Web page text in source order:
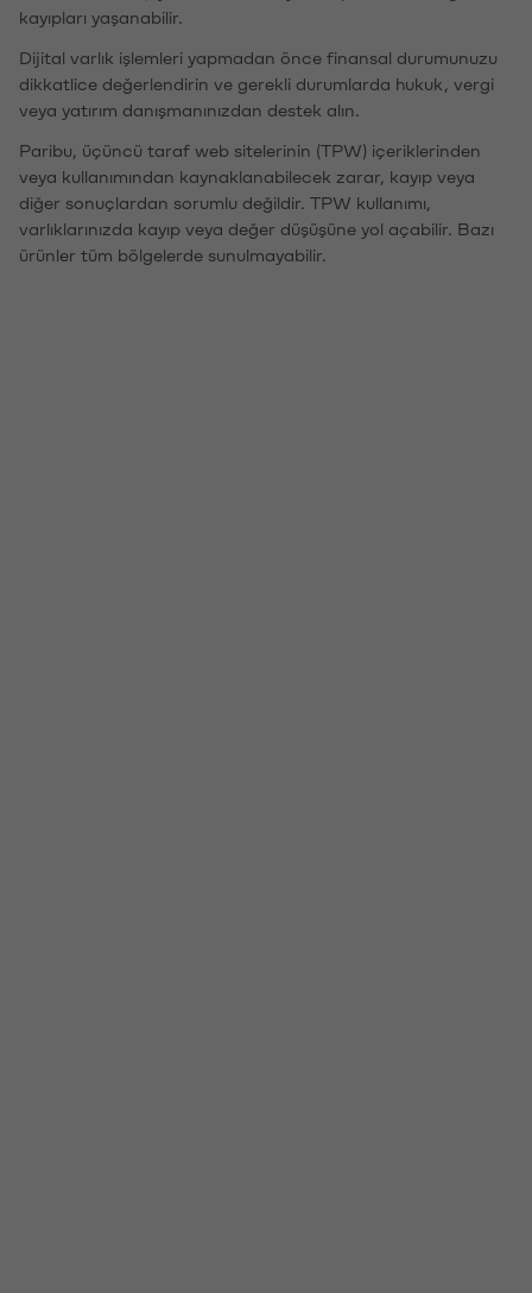
kayıpları yaşanabilir.
Dijital varlık işlemleri yapmadan önce finansal durumunuzu
dikkatlice değerlendirin ve gerekli durumlarda hukuk, vergi
veya yatırım danışmanınızdan destek alın.
Paribu, üçüncü taraf web sitelerinin (TPW) içeriklerinden
veya kullanımından kaynaklanabilecek zarar, kayıp veya
diğer sonuçlardan sorumlu değildir. TPW kullanımı,
varlıklarınızda kayıp veya değer düşüşüne yol açabilir. Bazı
ürünler tüm bölgelerde sunulmayabilir.